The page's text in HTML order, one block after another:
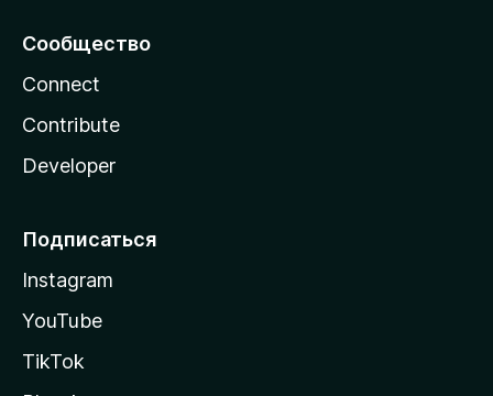
Сообщество
Connect
Contribute
Developer
Подписаться
Instagram
YouTube
TikTok